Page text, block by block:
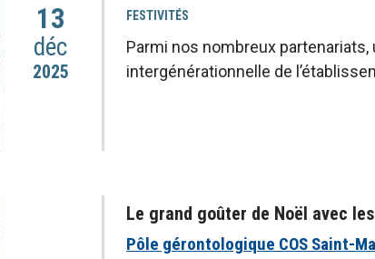
13
déc
2025
FESTIVITÉS
Parmi nos nombreux
intergénérationnelle de
Le grand goûter de Noël avec
Pôle gérontologique COS Saint-